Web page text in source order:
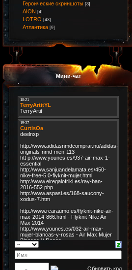
Героические скриншоты [8]
AION [4]
LOTRO [43]
Атлантика [9]
Мини-чат